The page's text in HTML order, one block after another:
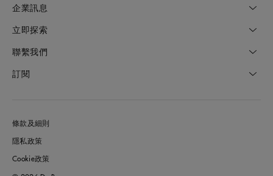
企業訊息
立即探索
聯繫我們
訂閱
條款及細則
隱私政策
Cookie政策